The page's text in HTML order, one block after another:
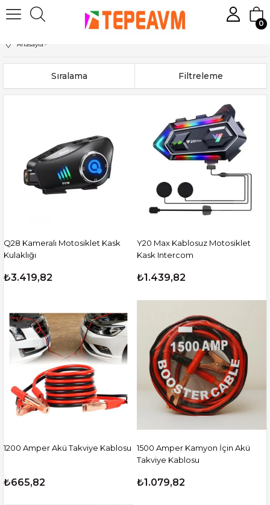
0
Anasayfa>
Filtreleme
Sıralama
Q28 Kameralı Motosiklet Kask
Kulaklığı
₺3.419,82
Y20 Max Kablosuz Motosiklet
Kask Intercom
₺1.439,82
1200 Amper Akü Takviye Kablosu
₺665,82
1500 Amper Kamyon İçin Akü
Takviye Kablosu
₺1.079,82